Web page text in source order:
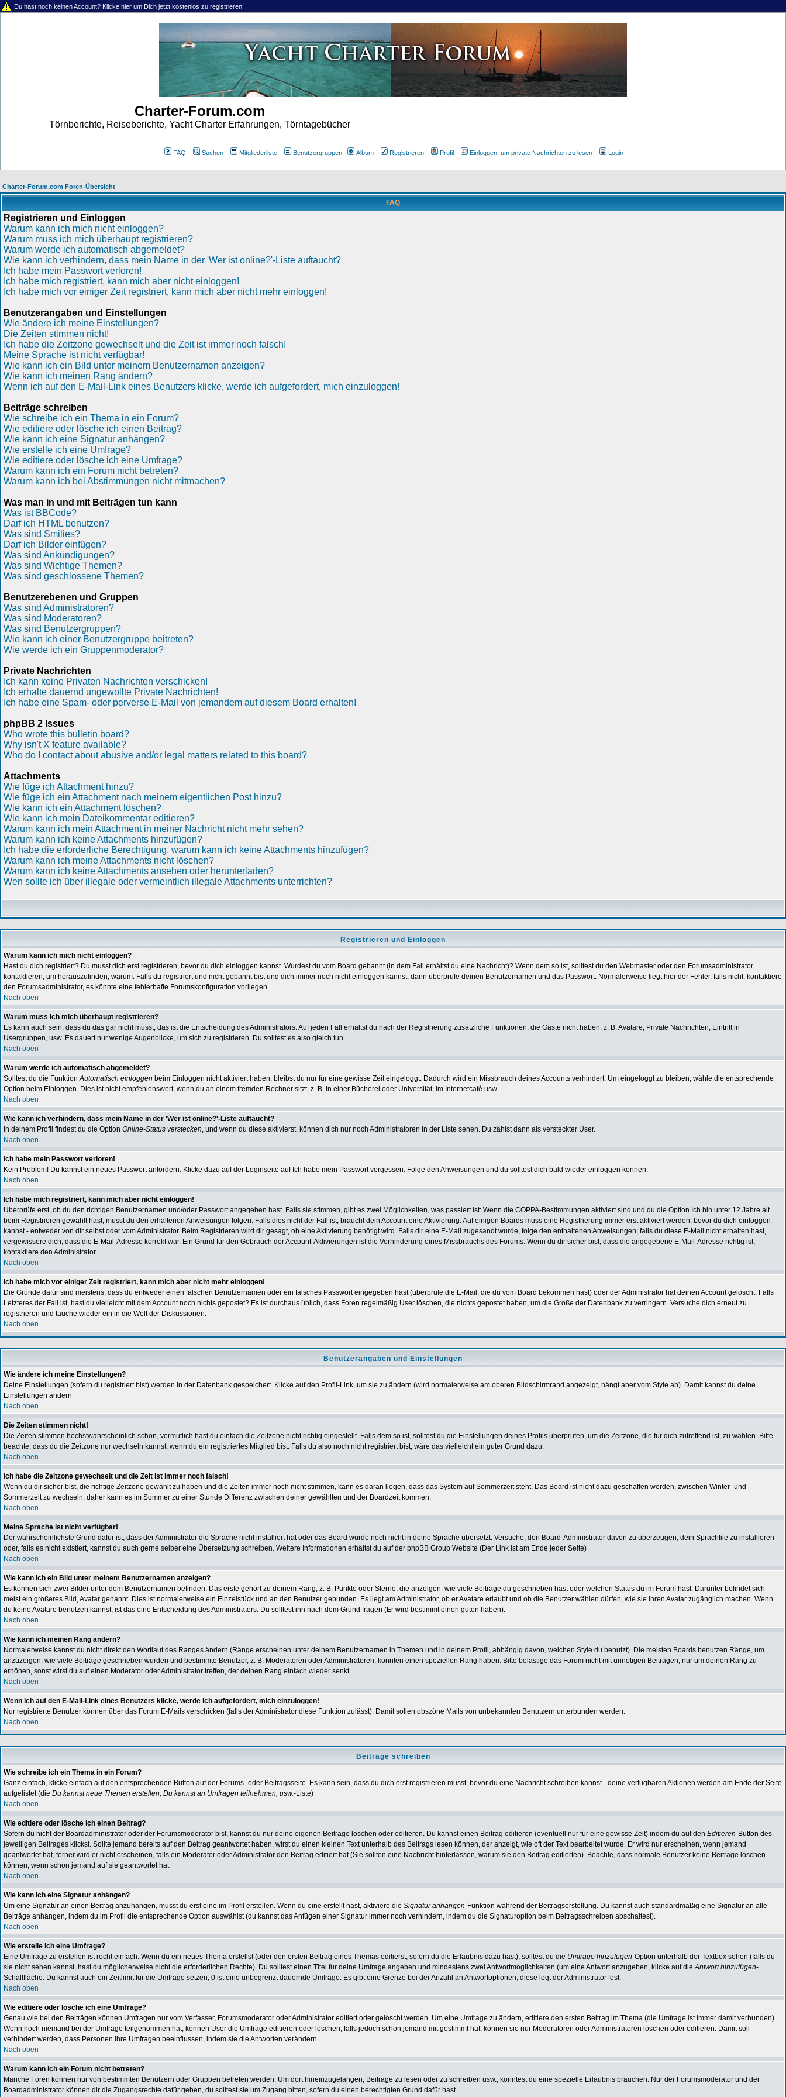
Du hast noch keinen Account? Klicke hier um Dich jetzt kostenlos zu registrieren!
Charter-Forum.com
Törnberichte, Reiseberichte, Yacht Charter Erfahrungen, Törntagebücher
FAQ Suchen Mitgliederliste Benutzergruppen Album Registrieren Profil Einloggen, um private Nachrichten zu lesen Login
Charter-Forum.com Foren-Übersicht
FAQ
Registrieren und Einloggen
Warum kann ich mich nicht einloggen?
Warum muss ich mich überhaupt registrieren?
Warum werde ich automatisch abgemeldet?
Wie kann ich verhindern, dass mein Name in der 'Wer ist online?'-Liste auftaucht?
Ich habe mein Passwort verloren!
Ich habe mich registriert, kann mich aber nicht einloggen!
Ich habe mich vor einiger Zeit registriert, kann mich aber nicht mehr einloggen!
Benutzerangaben und Einstellungen
Wie ändere ich meine Einstellungen?
Die Zeiten stimmen nicht!
Ich habe die Zeitzone gewechselt und die Zeit ist immer noch falsch!
Meine Sprache ist nicht verfügbar!
Wie kann ich ein Bild unter meinem Benutzernamen anzeigen?
Wie kann ich meinen Rang ändern?
Wenn ich auf den E-Mail-Link eines Benutzers klicke, werde ich aufgefordert, mich einzuloggen!
Beiträge schreiben
Wie schreibe ich ein Thema in ein Forum?
Wie editiere oder lösche ich einen Beitrag?
Wie kann ich eine Signatur anhängen?
Wie erstelle ich eine Umfrage?
Wie editiere oder lösche ich eine Umfrage?
Warum kann ich ein Forum nicht betreten?
Warum kann ich bei Abstimmungen nicht mitmachen?
Was man in und mit Beiträgen tun kann
Was ist BBCode?
Darf ich HTML benutzen?
Was sind Smilies?
Darf ich Bilder einfügen?
Was sind Ankündigungen?
Was sind Wichtige Themen?
Was sind geschlossene Themen?
Benutzerebenen und Gruppen
Was sind Administratoren?
Was sind Moderatoren?
Was sind Benutzergruppen?
Wie kann ich einer Benutzergruppe beitreten?
Wie werde ich ein Gruppenmoderator?
Private Nachrichten
Ich kann keine Privaten Nachrichten verschicken!
Ich erhalte dauernd ungewollte Private Nachrichten!
Ich habe eine Spam- oder perverse E-Mail von jemandem auf diesem Board erhalten!
phpBB 2 Issues
Who wrote this bulletin board?
Why isn't X feature available?
Who do I contact about abusive and/or legal matters related to this board?
Attachments
Wie füge ich Attachment hinzu?
Wie füge ich ein Attachment nach meinem eigentlichen Post hinzu?
Wie kann ich ein Attachment löschen?
Wie kann ich mein Dateikommentar editieren?
Warum kann ich mein Attachment in meiner Nachricht nicht mehr sehen?
Warum kann ich keine Attachments hinzufügen?
Ich habe die erforderliche Berechtigung, warum kann ich keine Attachments hinzufügen?
Warum kann ich meine Attachments nicht löschen?
Warum kann ich keine Attachments ansehen oder herunterladen?
Wen sollte ich über illegale oder vermeintlich illegale Attachments unterrichten?
Registrieren und Einloggen
Warum kann ich mich nicht einloggen?
Hast du dich registriert? Du musst dich erst registrieren, bevor du dich einloggen kannst. Wurdest du vom Board gebannt (in dem Fall erhältst du eine Nachricht)? Wenn dem so ist, solltest du den Webmaster oder den Forumsadministrator
kontaktieren, um herauszufinden, warum. Falls du registriert und nicht gebannt bist und dich immer noch nicht einloggen kannst, dann überprüfe deinen Benutzernamen und das Passwort. Normalerweise liegt hier der Fehler, falls nicht, kontaktiere
den Forumsadministrator, es könnte eine fehlerhafte Forumskonfiguration vorliegen.
Nach oben
Warum muss ich mich überhaupt registrieren?
Es kann auch sein, dass du das gar nicht musst, das ist die Entscheidung des Administrators. Auf jeden Fall erhältst du nach der Registrierung zusätzliche Funktionen, die Gäste nicht haben, z. B. Avatare, Private Nachrichten, Eintritt in
Usergruppen, usw. Es dauert nur wenige Augenblicke, um sich zu registrieren. Du solltest es also gleich tun.
Nach oben
Warum werde ich automatisch abgemeldet?
Solltest du die FunktionAutomatisch einloggen beim Einloggen nicht aktiviert haben, bleibst du nur für eine gewisse Zeit eingeloggt. Dadurch wird ein Missbrauch deines Accounts verhindert. Um eingeloggt zu bleiben, wähle die entsprechende
Option beim Einloggen. Dies ist nicht empfehlenswert, wenn du an einem fremden Rechner sitzt, z. B. in einer Bücherei oder Universität, im Internetcafé usw.
Nach oben
Wie kann ich verhindern, dass mein Name in der 'Wer ist online?'-Liste auftaucht?
In deinem Profil findest du die Option Online-Status verstecken, und wenn du diese aktivierst, können dich nur noch Administratoren in der Liste sehen. Du zählst dann als versteckter User.
Nach oben
Ich habe mein Passwort verloren!
Kein Problem! Du kannst ein neues Passwort anfordern. Klicke dazu auf der Loginseite auf Ich habe mein Passwort vergessen. Folge den Anweisungen und du solltest dich bald wieder einloggen können.
Nach oben
Ich habe mich registriert, kann mich aber nicht einloggen!
Überprüfe erst, ob du den richtigen Benutzernamen und/oder Passwort angegeben hast. Falls sie stimmen, gibt es zwei Möglichkeiten, was passiert ist: Wenn die COPPA-Bestimmungen aktiviert sind und du die Option Ich bin unter 12 Jahre alt
beim Registrieren gewählt hast, musst du den erhaltenen Anweisungen folgen. Falls dies nicht der Fall ist, braucht dein Account eine Aktivierung. Auf einigen Boards muss eine Registrierung immer erst aktiviert werden, bevor du dich einloggen
kannst - entweder von dir selbst oder vom Administrator. Beim Registrieren wird dir gesagt, ob eine Aktivierung benötigt wird. Falls dir eine E-Mail zugesandt wurde, folge den enthaltenen Anweisungen; falls du diese E-Mail nicht erhalten hast,
vergewissere dich, dass die E-Mail-Adresse korrekt war. Ein Grund für den Gebrauch der Account-Aktivierungen ist die Verhinderung eines Missbrauchs des Forums. Wenn du dir sicher bist, dass die angegebene E-Mail-Adresse richtig ist,
kontaktiere den Administrator.
Nach oben
Ich habe mich vor einiger Zeit registriert, kann mich aber nicht mehr einloggen!
Die Gründe dafür sind meistens, dass du entweder einen falschen Benutzernamen oder ein falsches Passwort eingegeben hast (überprüfe die E-Mail, die du vom Board bekommen hast) oder der Administrator hat deinen Account gelöscht. Falls
Letzteres der Fall ist, hast du vielleicht mit dem Account noch nichts gepostet? Es ist durchaus üblich, dass Foren regelmäßig User löschen, die nichts gepostet haben, um die Größe der Datenbank zu verringern. Versuche dich erneut zu
registrieren und tauche wieder ein in die Welt der Diskussionen.
Nach oben
Benutzerangaben und Einstellungen
Wie ändere ich meine Einstellungen?
Deine Einstellungen (sofern du registriert bist) werden in der Datenbank gespeichert. Klicke auf den Profil -Link, um sie zu ändern (wird normalerweise am oberen Bildschirmrand angezeigt, hängt aber vom Style ab). Damit kannst du deine
Einstellungen ändern
Nach oben
Die Zeiten stimmen nicht!
Die Zeiten stimmen höchstwahrscheinlich schon, vermutlich hast du einfach die Zeitzone nicht richtig eingestellt. Falls dem so ist, solltest du die Einstellungen deines Profils überprüfen, um die Zeitzone, die für dich zutreffend ist, zu wählen. Bitte
beachte, dass du die Zeitzone nur wechseln kannst, wenn du ein registriertes Mitglied bist. Falls du also noch nicht registriert bist, wäre das vielleicht ein guter Grund dazu.
Nach oben
Ich habe die Zeitzone gewechselt und die Zeit ist immer noch falsch!
Wenn du dir sicher bist, die richtige Zeitzone gewählt zu haben und die Zeiten immer noch nicht stimmen, kann es daran liegen, dass das System auf Sommerzeit steht. Das Board ist nicht dazu geschaffen worden, zwischen Winter- und
Sommerzeit zu wechseln, daher kann es im Sommer zu einer Stunde Differenz zwischen deiner gewählten und der Boardzeit kommen.
Nach oben
Meine Sprache ist nicht verfügbar!
Der wahrscheinlichste Grund dafür ist, dass der Administrator die Sprache nicht installiert hat oder das Board wurde noch nicht in deine Sprache übersetzt. Versuche, den Board-Administrator davon zu überzeugen, dein Sprachfile zu installieren
oder, falls es nicht existiert, kannst du auch gerne selber eine Übersetzung schreiben. Weitere Informationen erhältst du auf der phpBB Group Website (Der Link ist am Ende jeder Seite)
Nach oben
Wie kann ich ein Bild unter meinem Benutzernamen anzeigen?
Es können sich zwei Bilder unter dem Benutzernamen befinden. Das erste gehört zu deinem Rang, z. B. Punkte oder Sterne, die anzeigen, wie viele Beiträge du geschrieben hast oder welchen Status du im Forum hast. Darunter befindet sich
meist ein größeres Bild, Avatar genannt. Dies ist normalerweise ein Einzelstück und an den Benutzer gebunden. Es liegt am Administrator, ob er Avatare erlaubt und ob die Benutzer wählen dürfen, wie sie ihren Avatar zugänglich machen. Wenn
du keine Avatare benutzen kannst, ist das eine Entscheidung des Administrators. Du solltest ihn nach dem Grund fragen (Er wird bestimmt einen guten haben).
Nach oben
Wie kann ich meinen Rang ändern?
Normalerweise kannst du nicht direkt den Wortlaut des Ranges ändern (Ränge erscheinen unter deinem Benutzernamen in Themen und in deinem Profil, abhängig davon, welchen Style du benutzt). Die meisten Boards benutzen Ränge, um
anzuzeigen, wie viele Beiträge geschrieben wurden und bestimmte Benutzer, z. B. Moderatoren oder Administratoren, könnten einen speziellen Rang haben. Bitte belästige das Forum nicht mit unnötigen Beiträgen, nur um deinen Rang zu
erhöhen, sonst wirst du auf einen Moderator oder Administrator treffen, der deinen Rang einfach wieder senkt.
Nach oben
Wenn ich auf den E-Mail-Link eines Benutzers klicke, werde ich aufgefordert, mich einzuloggen!
Nur registrierte Benutzer können über das Forum E-Mails verschicken (falls der Administrator diese Funktion zulässt). Damit sollen obszöne Mails von unbekannten Benutzern unterbunden werden.
Nach oben
Beiträge schreiben
Wie schreibe ich ein Thema in ein Forum?
Ganz einfach, klicke einfach auf den entsprechenden Button auf der Forums- oder Beitragsseite. Es kann sein, dass du dich erst registrieren musst, bevor du eine Nachricht schreiben kannst - deine verfügbaren Aktionen werden am Ende der Seite
aufgelistet (die Du kannst neue Themen erstellen, Du kannst an Umfragen teilnehmen, usw.-Liste)
Nach oben
Wie editiere oder lösche ich einen Beitrag?
Sofern du nicht der Boardadministrator oder der Forumsmoderator bist, kannst du nur deine eigenen Beiträge löschen oder editieren. Du kannst einen Beitrag editieren (eventuell nur für eine gewisse Zeit) indem du auf den Editieren-Button des
jeweiligen Beitrages klickst. Sollte jemand bereits auf den Beitrag geantwortet haben, wirst du einen kleinen Text unterhalb des Beitrags lesen können, der anzeigt, wie oft der Text bearbeitet wurde. Er wird nur erscheinen, wenn jemand
geantwortet hat, ferner wird er nicht erscheinen, falls ein Moderator oder Administrator den Beitrag editiert hat (Sie sollten eine Nachricht hinterlassen, warum sie den Beitrag editierten). Beachte, dass normale Benutzer keine Beiträge löschen
können, wenn schon jemand auf sie geantwortet hat.
Nach oben
Wie kann ich eine Signatur anhängen?
Um eine Signatur an einen Beitrag anzuhängen, musst du erst eine im Profil erstellen. Wenn du eine erstellt hast, aktiviere die Signatur anhängen-Funktion während der Beitragserstellung. Du kannst auch standardmäßig eine Signatur an alle
Beiträge anhängen, indem du im Profil die entsprechende Option auswählst (du kannst das Anfügen einer Signatur immer noch verhindern, indem du die Signaturoption beim Beitragsschreiben abschaltest).
Nach oben
Wie erstelle ich eine Umfrage?
Eine Umfrage zu erstellen ist recht einfach: Wenn du ein neues Thema erstellst (oder den ersten Beitrag eines Themas editierst, sofern du die Erlaubnis dazu hast), solltest du die Umfrage hinzufügen-Option unterhalb der Textbox sehen (falls du
sie nicht sehen kannst, hast du möglicherweise nicht die erforderlichen Rechte). Du solltest einen Titel für deine Umfrage angeben und mindestens zwei Antwortmöglichkeiten (um eine Antwort anzugeben, klicke auf dieAntwort hinzufügen-
Schaltfläche. Du kannst auch ein Zeitlimit für die Umfrage setzen, 0 ist eine unbegrenzt dauernde Umfrage. Es gibt eine Grenze bei der Anzahl an Antwortoptionen, diese legt der Administrator fest.
Nach oben
Wie editiere oder lösche ich eine Umfrage?
Genau wie bei den Beiträgen können Umfragen nur vom Verfasser, Forumsmoderator oder Administrator editiert oder gelöscht werden. Um eine Umfrage zu ändern, editiere den ersten Beitrag im Thema (die Umfrage ist immer damit verbunden).
Wenn noch niemand bei der Umfrage teilgenommen hat, können User die Umfrage editieren oder löschen; falls jedoch schon jemand mit gestimmt hat, können sie nur Moderatoren oder Administratoren löschen oder editieren. Damit soll
verhindert werden, dass Personen ihre Umfragen beeinflussen, indem sie die Antworten verändern.
Nach oben
Warum kann ich ein Forum nicht betreten?
Manche Foren können nur von bestimmten Benutzern oder Gruppen betreten werden. Um dort hineinzugelangen, Beiträge zu lesen oder zu schreiben usw., könntest du eine spezielle Erlaubnis brauchen. Nur der Forumsmoderator und der
Boardadministrator können dir die Zugangsrechte dafür geben, du solltest sie um Zugang bitten, sofern du einen berechtigten Grund dafür hast.